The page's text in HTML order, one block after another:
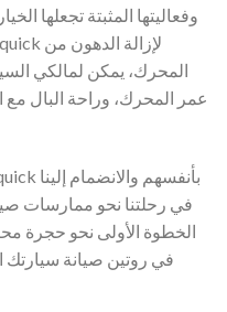
وفعاليتها المثبتة تجعلها
المحرك، يمكن لمالكي
عمر المحرك، وراحة البال
في رحلتنا نحو ممارسات
الخطوة الأولى نحو حجرة